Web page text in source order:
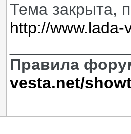
Тема закрыта,
http://
Правила
vesta.net/